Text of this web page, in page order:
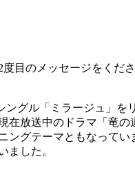
目のメッセージをくだ
ングル「ミラージュ」を
在放送中のドラマ「竜
ングテーマともなってい
ました。